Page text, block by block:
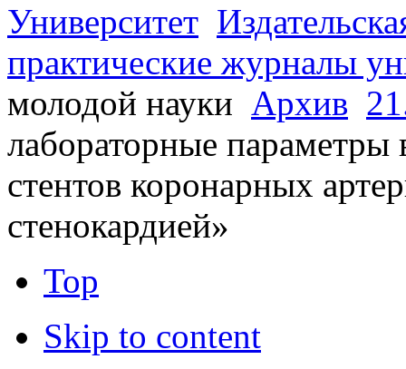
Университет
практические журналы
молодой науки Архив
лабораторные параметры
стентов коронарных
стенокардией»
Top
Skip to content